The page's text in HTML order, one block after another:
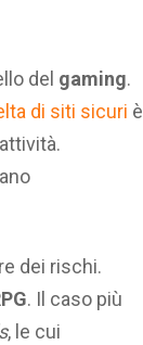
del gaming.
di siti sicuri è
dei rischi.
. Il caso più
, le cui